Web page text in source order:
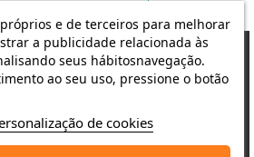
cliente é a nossa prioridade
e de terceiros para melhorar
a publicidade relacionada às
seus hábitosnavegação.
ao seu uso, pressione o botão
de cookies